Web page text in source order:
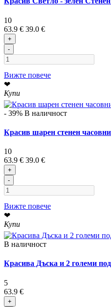
10
63.9 € 39.0 €
+
-
Вижте повече
❤
Купи
- 39% В наличност
Красив шарен стенен
10
63.9 € 39.0 €
+
-
Вижте повече
❤
Купи
В наличност
Красива Дъска и 2 големи
5
63.9 €
+